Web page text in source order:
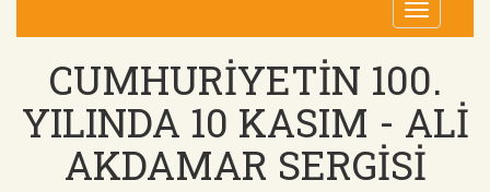
Toggle
CUMHURİYETİN 100.
YILINDA 10 KASIM - ALİ
AKDAMAR SERGİSİ